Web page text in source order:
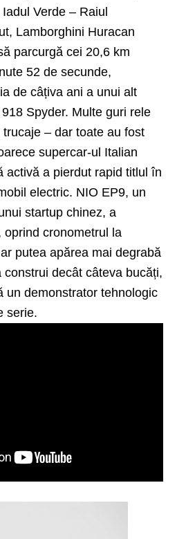
Verde – Raiul
Lamborghini Huracan
parcurgă cei 20,6 km
52 de secunde,
de câțiva ani a unui alt
Spyder. Multe guri rele
– dar toate au fost
supercar-ul Italian
activă a pierdut rapid titlul în
electric. NIO EP9, un
startup chinez, a
cronometrul la
putea apărea mai degrabă
decât câteva bucăți,
un demonstrator tehnologic
serie.